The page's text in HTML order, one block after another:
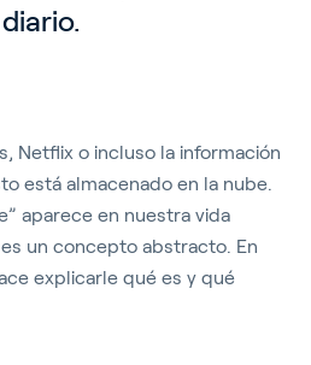
Netflix o incluso la información
está almacenado en la nube.
aparece en nuestra vida
un concepto abstracto. En
explicarle qué es y qué